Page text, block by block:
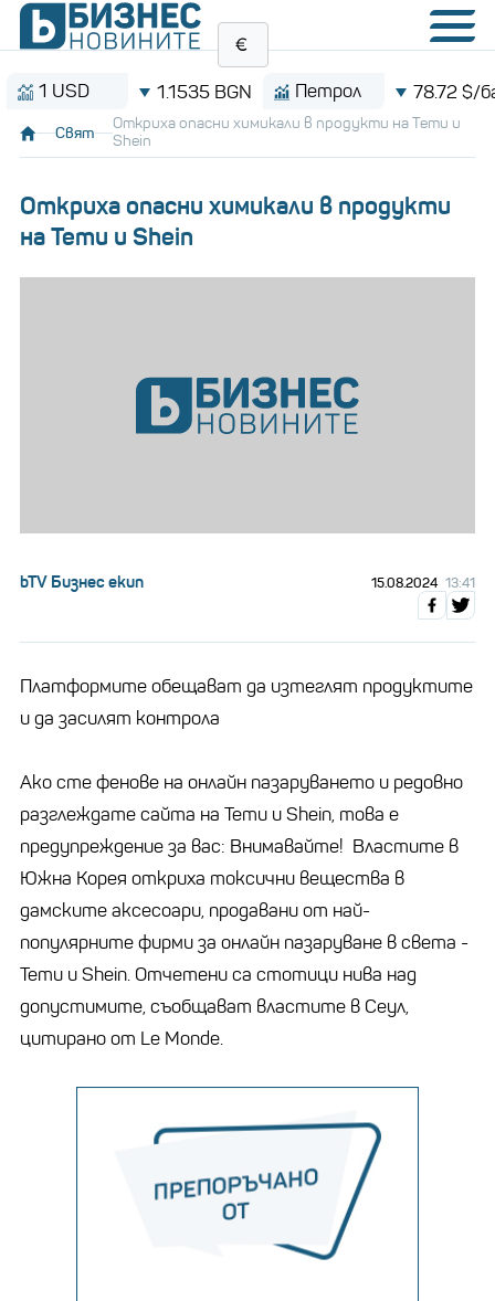
1.1535 BGN Петрол 78.72 $/барел
Свят
Откриха опасни химикали в продукти на Temu и
Shein
Откриха опасни химикали в продукти
на Temu и Shein
bTV Бизнес екип 15.08.2024 13:41
Платформите обещават да изтеглят продуктите
и да засилят контрола
Ако сте фенове на онлайн пазаруването и редовно
разглеждате сайта на Temu и Shein, това е
предупреждение за вас: Внимавайте! Властите в
Южна Корея откриха токсични вещества в
дамските аксесоари, продавани от най-
популярните фирми за онлайн пазаруване в света -
Temu и Shein. Отчетени са стотици нива над
допустимите, съобщават властите в Сеул,
цитирано от Le Monde.